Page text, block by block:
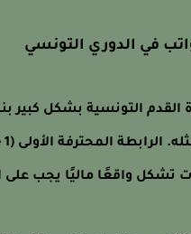
في الدوري التونسي
القدم التونسية بشكل كبير
تشكل واقعًا ماليًا يجب على